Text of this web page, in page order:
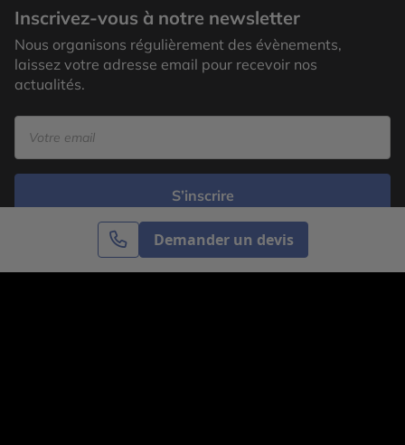
Demander un devis
Inscrivez-vous à notre newsletter
Nous organisons régulièrement des évènements,
laissez votre adresse email pour recevoir nos
actualités.
S’inscrire